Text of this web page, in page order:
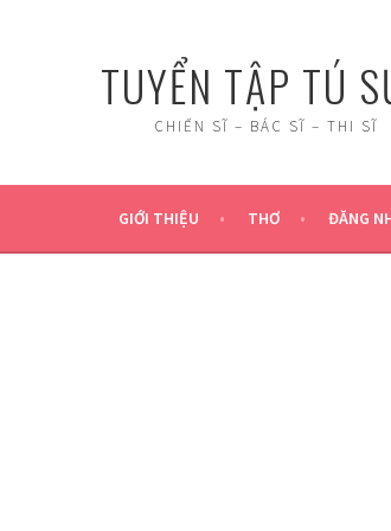
TUYỂN TẬP TÚ
CHIẾN SĨ – BÁC SĨ – THI SĨ
GIỚI THIỆU THƠ ĐĂNG